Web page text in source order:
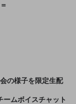
の様子を限定生配
ムボイスチャット